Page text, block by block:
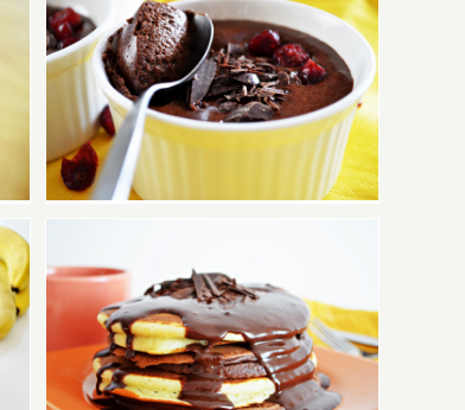
Rețetă: Mousse beat, de
ciocolată
Rețetă: Cele mai bune
pancakes